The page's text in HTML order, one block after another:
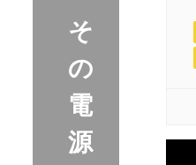
そ
の
電
源